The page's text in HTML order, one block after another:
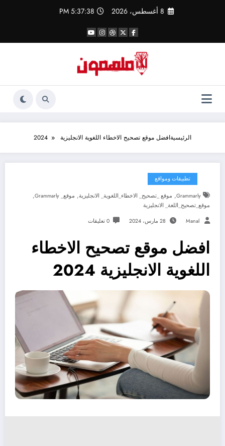
8 أغسطس، 2026 5:37:38 PM
الرئيسيةافضل موقع تصحيح الاخطاء اللغوية الانجليزية 2024
تطبيقات ومواقع
Grammarly
, موقع _تصحيح_ الاخطاء_اللغوية_ الانجليزية, موقع_ Grammarly ,
موقع_تصحيح_اللغة_ الانجليزية
Manal 28 مارس، 2024 0 تعليقات
افضل موقع تصحيح الاخطاء
اللغوية الانجليزية 2024